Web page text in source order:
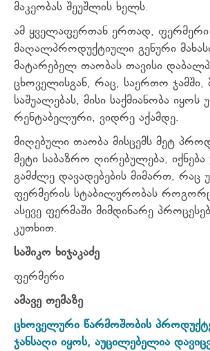
მაკეობას შეუშლის ხელს.
ამ ყველაფერთან ერთად,
მაღალპროდუქტიული გენური
მატარებელ თაობას თავისი
ცხოველისგან, რაც, საერთო ჯამში,
საშუალებას, მისი საქმიანობა
რენტაბელური, ვიდრე აქამდე.
მიღებული თაობა მისცემს მეტ
მეტი საბაზრო ღირებულება,
გამძლე დავადებების მიმართ, რაც
ფერმერის სტაბილურობას
ასევე ფერმაში მიმდინარე
კუთხით.
საშიკო ხიჯაკაძე
ფერმერი
ამავე თემაზე
ცხოველური წარმოშობის
ჯანსაღი იყოს, აუცილებელია